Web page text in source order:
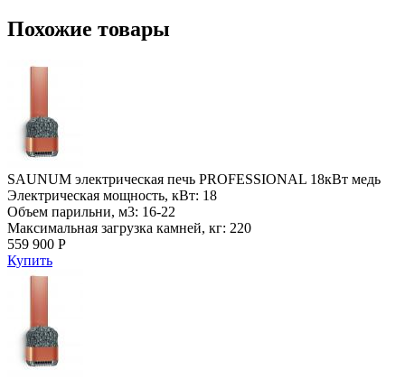
Похожие товары
SAUNUM электрическая печь PROFESSIONAL 18кВт медь
Электрическая мощность, кВт: 18
Объем парильни, м3: 16-22
Максимальная загрузка камней, кг: 220
559 900 Р
Купить